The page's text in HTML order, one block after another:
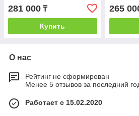
281 000 ₸
Купить
265
О нас
Рейтинг не сформирован
Менее 5 отзывов за последний
Работает с 15.02.2020